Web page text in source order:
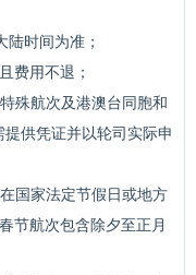
陆时间为准；
费用不退；
殊航次及港澳台同胞和
供凭证并以轮司实际申
国家法定节假日或地方
节航次包含除夕至正月